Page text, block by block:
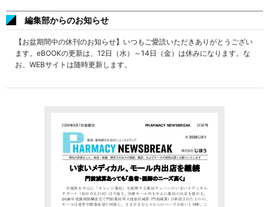
編集部からのお知らせ
【お盆期間中の休刊のお知らせ】いつもご愛読いただきありがとうござい
ます。eBOOKの更新は、12日（水）～14日（金）は休みになります。な
お、WEBサイトは随時更新します。